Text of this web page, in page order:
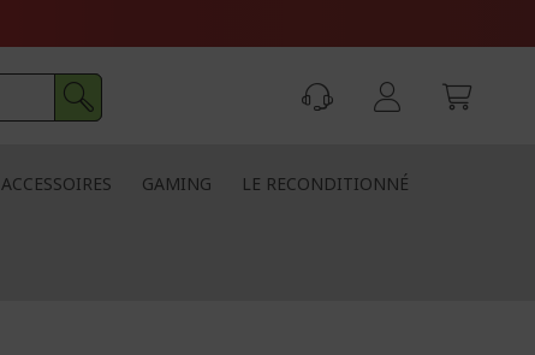
ACCESSOIRES GAMING LE RECONDITIONNÉ